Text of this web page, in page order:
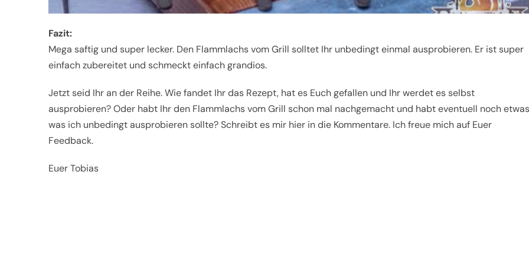
Fazit:
Mega saftig und super lecker. Den Flammlachs vom Grill solltet Ihr unbedingt einmal ausprobieren. Er ist super
einfach zubereitet und schmeckt einfach grandios.
Jetzt seid Ihr an der Reihe. Wie fandet Ihr das Rezept, hat es Euch gefallen und Ihr werdet es selbst
ausprobieren? Oder habt Ihr den Flammlachs vom Grill schon mal nachgemacht und habt eventuell noch
was ich unbedingt ausprobieren sollte? Schreibt es mir hier in die Kommentare. Ich freue mich auf Euer
Feedback.
Euer Tobias